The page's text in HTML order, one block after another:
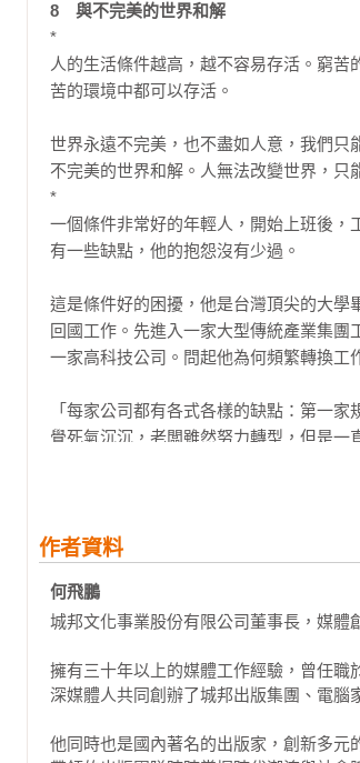
34 和老闆交換LINE帳號
36 我會、我懂、我知道
37 老闆沒想到的，你也要都想到
39 離開的身影
40 比較與計較是職場超級殺手
42 用人生故事看透一個人
43 小善似大惡，大善似無情
第六章　成長學習
44 在摸索中學習解決問題
45 學習、質疑、轉化、內化
47 讀書無用，因為都沒在用！
48 從說一個故事開始
第七章　他山之石
51 付出不遜於任何人的努力
52 值得信賴的人
53 「買就要買會漲的，不是買便宜的」
54 下定決心要結婚！
55 天下沒有不可能的事
57 求了五年，終於求成小股東
有悠閒。
五十歲以後，我逐漸開始厭煩這急和趕的
這樣急，又有什麼好處呢？
我完全找不到正面的答案。
急著吃飯，我完全感受不到食物的美味，
急著搭車搭飛機，我總是最後一刻才出門
我的旅遊經驗更是莫名其妙，理論上旅
完，我很少用眼去享受，用心去體驗，事
至於工作，要用最短的時間完成，從效
背的。只有慢工能出細活，一定要小心謹
已，我急著過生活，是要做什麼呢？日子
握，活在當下才是最正確的生活態度。
我嘗試細嚼慢嚥，慢慢吃每一頓飯；我
8　與不完美的世界和解
*
人的生活條件越高，越不容易存活。窮苦
苦的環境中都可以存活。
世界永遠不完美，也不盡如人意，我們只
不完美的世界和解。人無法改變世界，只
*
一個條件非常好的年輕人，開始上班後
有一些缺點，他的抱怨沒有少過。
這是條件好的困擾，他是台灣頂尖的大學
回國工作。先進入一家大型傳統產業集團
一家高科技公司。問起他為何頻繁轉換工
「每家公司都有各式各樣的缺點：第一
覺死氣沉沉，老闆雖然努力轉型，但是一
「第二家金融機構，一樣規模也很大，
司。」
作欠缺規劃，再加上主管不成熟，常覺得
象。
作者資料
何飛鵬
城邦文化事業股份有限公司董事長，媒體
擁有三十年以上的媒體工作經驗，曾任職
深媒體人共同創辦了城邦出版集團、電腦
他同時也是國內著名的出版家，創新多